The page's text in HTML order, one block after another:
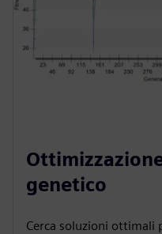
genetico
Cerca soluzioni ottimali